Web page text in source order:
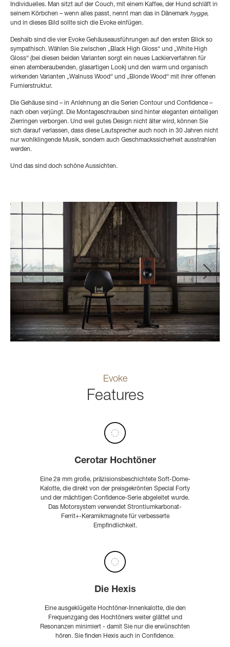
Individuelles. Man sitzt auf der Couch, mit einem Kaffee, der Hund schläft in
seinem Körbchen – wenn alles passt, nennt man das in Dänemark hygge,
und in dieses Bild sollte sich die Evoke einfügen.
Deshalb sind die vier Evoke Gehäuseausführungen auf den ersten Blick so
sympathisch. Wählen Sie zwischen „Black High Gloss“ und „White High
Gloss“ (bei diesen beiden Varianten sorgt ein neues Lackierverfahren für
einen atemberaubenden, glasartigen Look) und den warm und organisch
wirkenden Varianten „Walnuss Wood“ und „Blonde Wood“ mit ihrer offenen
Furnierstruktur.
Die Gehäuse sind – in Anlehnung an die Serien Contour und Confidence –
nach oben verjüngt. Die Montageschrauben sind hinter eleganten einteiligen
Zierringen verborgen. Und weil gutes Design nicht älter wird, können Sie
sich darauf verlassen, dass diese Lautsprecher auch noch in 30 Jahren nicht
nur wohlklingende Musik, sondern auch Geschmackssicherheit ausstrahlen
werden.
Und das sind doch schöne Aussichten.
Evoke
Features
Cerotar Hochtöner
Eine 28 mm große, präzisionsbeschichtete Soft-Dome-
Kalotte, die direkt von der preisgekrönten Special Forty
und der mächtigen Confidence-Serie abgeleitet wurde.
Das Motorsystem verwendet Strontiumkarbonat-
Ferrit+-Keramikmagnete für verbesserte
Empfindlichkeit.
Die Hexis
Eine ausgeklügelte Hochtöner-Innenkalotte, die den
Frequenzgang des Hochtöners weiter glättet und
Resonanzen minimiert - damit Sie nur die erwünschten
hören. Sie finden Hexis auch in Confidence.